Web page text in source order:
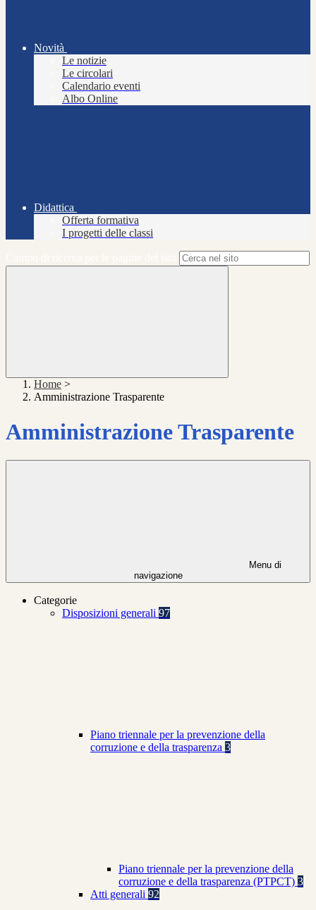
Novità
Le notizie
Le circolari
Calendario eventi
Albo Online
Didattica
Offerta formativa
I progetti delle classi
Home >
Amministrazione Trasparente
Amministrazione Trasparente
Menu di
navigazione
Categorie
Disposizioni generali 97
Piano triennale per la prevenzione della
corruzione e della trasparenza 3
Piano triennale per la prevenzione della
corruzione e della trasparenza (PTPCT) 3
Atti generali 92